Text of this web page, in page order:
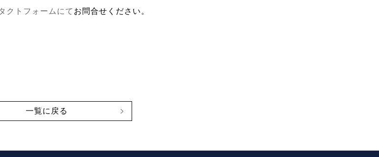
クトフォームにて お問合せください。
一覧に戻る